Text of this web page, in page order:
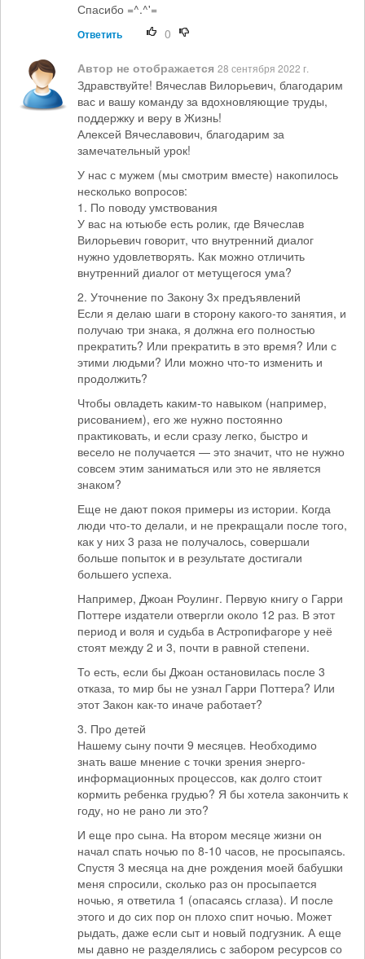
Спасибо =^.^'=
Ответить 0
Автор не отображается 28 сентября 2022 г.
Здравствуйте! Вячеслав Вилорьевич, благодарим
вас и вашу команду за вдохновляющие труды,
поддержку и веру в Жизнь!
Алексей Вячеславович, благодарим за
замечательный урок!
У нас с мужем (мы смотрим вместе) накопилось
несколько вопросов:
1. По поводу умствования
У вас на ютьюбе есть ролик, где Вячеслав
Вилорьевич говорит, что внутренний диалог
нужно удовлетворять. Как можно отличить
внутренний диалог от метущегося ума?
2. Уточнение по Закону 3х предъявлений
Если я делаю шаги в сторону какого-то занятия, и
получаю три знака, я должна его полностью
прекратить? Или прекратить в это время? Или с
этими людьми? Или можно что-то изменить и
продолжить?
Чтобы овладеть каким-то навыком (например,
рисованием), его же нужно постоянно
практиковать, и если сразу легко, быстро и
весело не получается — это значит, что не нужно
совсем этим заниматься или это не является
знаком?
Еще не дают покоя примеры из истории. Когда
люди что-то делали, и не прекращали после того,
как у них 3 раза не получалось, совершали
больше попыток и в результате достигали
большего успеха.
Например, Джоан Роулинг. Первую книгу о Гарри
Поттере издатели отвергли около 12 раз. В этот
период и воля и судьба в Астропифагоре у неё
стоят между 2 и 3, почти в равной степени.
То есть, если бы Джоан остановилась после 3
отказа, то мир бы не узнал Гарри Поттера? Или
этот Закон как-то иначе работает?
3. Про детей
Нашему сыну почти 9 месяцев. Необходимо
знать ваше мнение с точки зрения энерго-
информационных процессов, как долго стоит
кормить ребенка грудью? Я бы хотела закончить к
году, но не рано ли это?
И еще про сына. На втором месяце жизни он
начал спать ночью по 8-10 часов, не просыпаясь.
Спустя 3 месяца на дне рождения моей бабушки
меня спросили, сколько раз он просыпается
ночью, я ответила 1 (опасаясь сглаза). И после
этого и до сих пор он плохо спит ночью. Может
рыдать, даже если сыт и новый подгузник. А еще
мы давно не разделялись с забором ресурсов со